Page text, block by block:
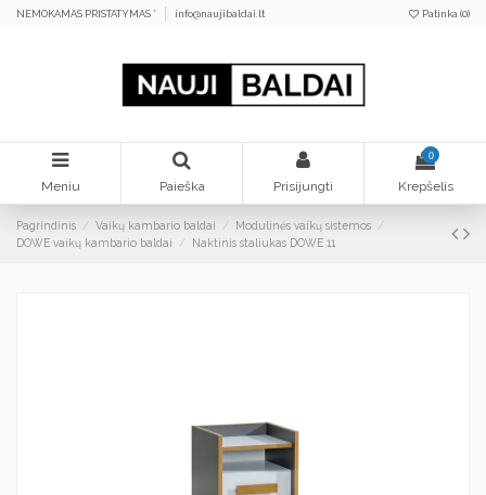
NEMOKAMAS PRISTATYMAS * info@naujibaldai.lt Patinka (0)
Meniu Paieška Prisijungti
0
Krepšelis
Pagrindinis Vaikų kambario baldai
Modulinės vaikų sistemos
DOWE vaikų kambario baldai
Naktinis staliukas DOWE 11